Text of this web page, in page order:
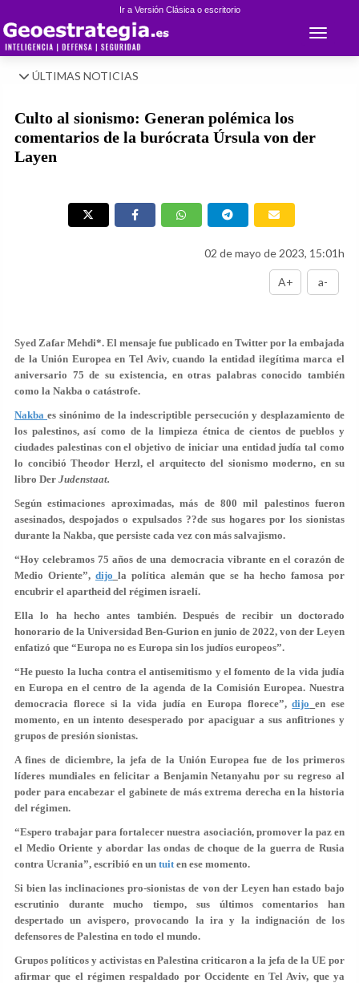
Ir a Versión Clásica o escritorio
Toggle
ÚLTIMAS NOTICIAS
Culto al sionismo: Generan polémica los
comentarios de la burócrata Úrsula von der
Layen
02 de mayo de 2023, 15:01h
A+ a-
Syed Zafar Mehdi*. El mensaje fue publicado en Twitter por la embajada
de la Unión Europea en Tel Aviv, cuando la entidad ilegítima marca el
aniversario 75 de su existencia, en otras palabras conocido también
como la Nakba o catástrofe.
Nakba es sinónimo de la indescriptible persecución y desplazamiento de
los palestinos, así como de la limpieza étnica de cientos de pueblos y
ciudades palestinas con el objetivo de iniciar una entidad judía tal como
lo concibió Theodor Herzl, el arquitecto del sionismo moderno, en su
libro Der Judenstaat.
Según estimaciones aproximadas, más de 800 mil palestinos fueron
asesinados, despojados o expulsados ??de sus hogares por los sionistas
durante la Nakba, que persiste cada vez con más salvajismo.
“Hoy celebramos 75 años de una democracia vibrante en el corazón de
Medio Oriente”, dijo la política alemán que se ha hecho famosa por
encubrir el apartheid del régimen israelí.
Ella lo ha hecho antes también. Después de recibir un doctorado
honorario de la Universidad Ben-Gurion en junio de 2022, von der Leyen
enfatizó que “Europa no es Europa sin los judíos europeos”.
“He puesto la lucha contra el antisemitismo y el fomento de la vida judía
en Europa en el centro de la agenda de la Comisión Europea. Nuestra
democracia florece si la vida judía en Europa florece”,dijo en ese
momento, en un intento desesperado por apaciguar a sus anfitriones y
grupos de presión sionistas.
A fines de diciembre, la jefa de la Unión Europea fue de los primeros
líderes mundiales en felicitar a Benjamin Netanyahu por su regreso al
poder para encabezar el gabinete de más extrema derecha en la historia
del régimen.
“Espero trabajar para fortalecer nuestra asociación, promover la paz en
el Medio Oriente y abordar las ondas de choque de la guerra de Rusia
contra Ucrania”, escribió en un tuiten ese momento.
Si bien las inclinaciones pro-sionistas de von der Leyen han estado bajo
escrutinio durante mucho tiempo, sus últimos comentarios han
despertado un avispero, provocando la ira y la indignación de los
defensores de Palestina en todo el mundo.
Grupos políticos y activistas en Palestina criticaron a la jefa de la UE por
afirmar que el régimen respaldado por Occidente en Tel Aviv, que ya